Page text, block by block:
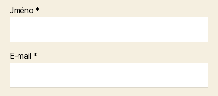
Jméno *
E-mail *